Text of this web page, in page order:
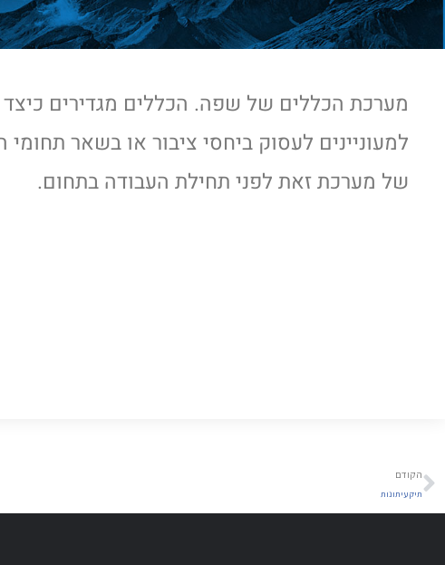
מערכת הכללים של שפה. הכללים מגדירים
למעוניינים לעסוק ביחסי ציבור או בשאר
של מערכת זאת לפני תחילת העבודה בתחום.
הקודם
תיק עיתונות